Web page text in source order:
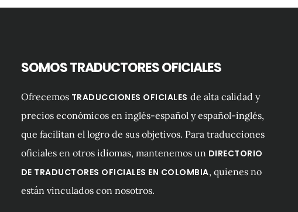
SOMOS TRADUCTORES OFICIALES
Ofrecemos TRADUCCIONES OFICIALES de alta calidad y
precios económicos en inglés-español y español-inglés,
que facilitan el logro de sus objetivos. Para traducciones
oficiales en otros idiomas, mantenemos un DIRECTORIO
DE TRADUCTORES OFICIALES EN COLOMBIA, quienes no
están vinculados con nosotros.